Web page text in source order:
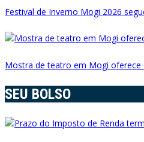
Festival de Inverno Mogi 2026
Mostra de teatro em Mogi oferece
SEU BOLSO